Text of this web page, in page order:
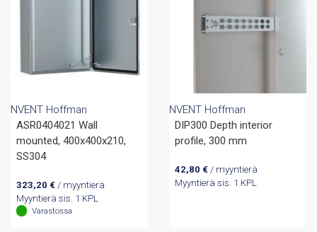
NVENT Hoffman
ASR0404021 Wall
mounted, 400x400x210,
SS304
323,20 €/ myyntierä
Myyntierä sis. 1 KPL
Varastossa
NVENT Hoffman
DIP300 Depth interior
profile, 300 mm
42,80 €/ myyntierä
Myyntierä sis. 1 KPL